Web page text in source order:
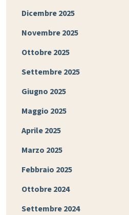
Dicembre 2025
Novembre 2025
Ottobre 2025
Settembre 2025
Giugno 2025
Maggio 2025
Aprile 2025
Marzo 2025
Febbraio 2025
Ottobre 2024
Settembre 2024